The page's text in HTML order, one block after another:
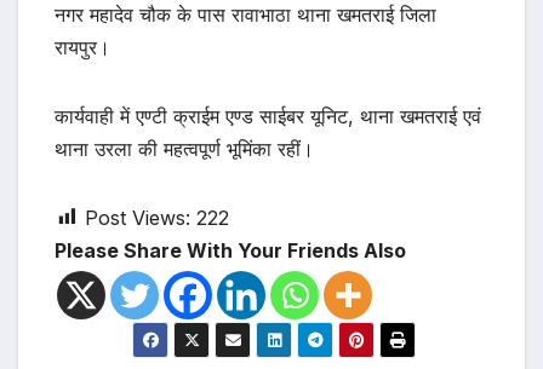
नगर महादेव चौक के पास रावाभाठा थाना खमतराई जिला
रायपुर।
कार्यवाही में एण्टी क्राईम एण्ड साईबर यूनिट, थाना खमतराई एवं
थाना उरला की महत्वपूर्ण भूमिंका रहीं।
Post Views: 222
Please Share With Your Friends Also